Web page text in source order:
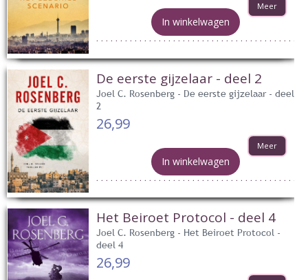
Meer
In winkelwagen
De eerste gijzelaar - deel 2
Joel C. Rosenberg - De eerste gijzelaar - deel
2
26,99
Meer
In winkelwagen
Het Beiroet Protocol - deel 4
Joel C. Rosenberg - Het Beiroet Protocol -
deel 4
26,99